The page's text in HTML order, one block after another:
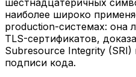
наиболее широко
production-системах: она
TLS-сертификатов,
Subresource Integrity
подписи кода.